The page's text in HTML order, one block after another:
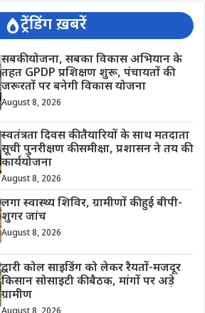
ट्रेंडिंग ख़बरें
सबकी योजना, सबका विकास अभियान के
तहत GPDP प्रशिक्षण शुरू, पंचायतों की
जरूरतों पर बनेगी विकास योजना
August 8, 2026
स्वतंत्रता दिवस की तैयारियों के साथ मतदाता
सूची पुनरीक्षण की समीक्षा, प्रशासन ने तय की
कार्ययोजना
August 8, 2026
लगा स्वास्थ्य शिविर, ग्रामीणों की हुई बीपी-
शुगर जांच
August 8, 2026
द्वारी कोल साइडिंग को लेकर रैयतों-मजदूर
किसान सोसाइटी की बैठक, मांगों पर अड़े
ग्रामीण